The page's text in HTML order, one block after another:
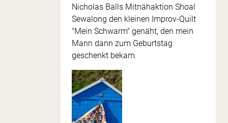
Nicholas Balls Mitnähaktion Shoal
Sewalong den kleinen Improv-Quilt
"Mein Schwarm" genäht, den mein
Mann dann zum Geburtstag
geschenkt bekam.